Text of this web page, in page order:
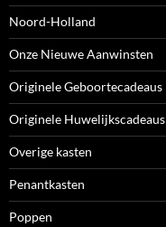
Noord-Holland
Onze Nieuwe Aanwinsten
Originele Geboortecadeaus
Originele Huwelijkscadeaus
Overige kasten
Penantkasten
Poppen